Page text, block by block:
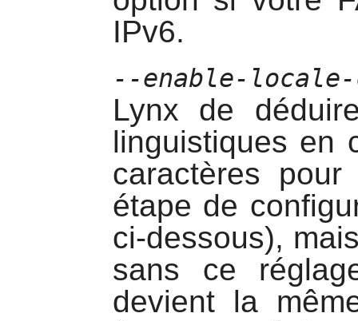
IPv6.
--enable-
Lynx de
linguistiques en
caractères
étape de
ci-dessous),
sans ce
devient la